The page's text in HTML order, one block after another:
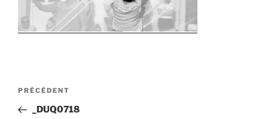
PRÉCÉDENT
_DUQ0718